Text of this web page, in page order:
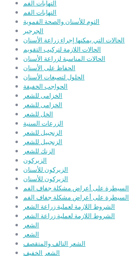
التهابات الفم
التهابات الفم
الثوم للأسنان والصحة الفموية
الجرجير
الحالات التي يمكنها إجراء زراعة الأسنان
الحالات اللازمة لتركيب التقويم
الحالات المناسبة لزراعة الأسنان
الحفاظ على الأسنان
الحلول لتصبغات الأسنان
الحواجب الخفيفة
الخزامى للشعر
الخزامى للشعر
الخل للشعر
الزرعات السنية
الزنجبيل للشعر
الزنجبيل للشعر
الزنك للشعر
الزيركون
الزيركون للأسنان
الزيركون للأسنان
السيطرة على أعراض مشكلة جفاف الفم
السيطرة على أعراض مشكلة جفاف الفم
الشروط اللازمة لعملية زراعة الشعر
الشروط اللازمة لعملية زراعة الشعر
الشعر
الشعر
الشعر التالف والمتقصف
الشعر الخفيف